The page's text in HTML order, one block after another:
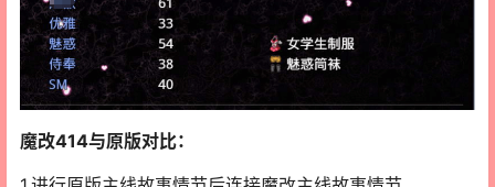
魔改414与原版对比：